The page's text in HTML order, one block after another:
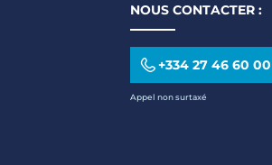
NOUS CONTACTER :
+334 27 46 60 00
Appel non surtaxé